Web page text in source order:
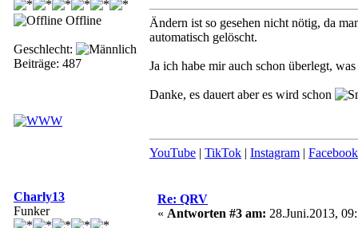
Offline
Geschlecht:
Beiträge: 487
Ändern ist so gesehen nicht nötig, da
automatisch gelöscht.
Ja ich habe mir auch schon überlegt,
Danke, es dauert aber es wird schon
YouTube | TikTok | Instagram | Facebook
Charly13
Funker
Re: QRV
« Antworten #3 am: 28.Juni.2013,